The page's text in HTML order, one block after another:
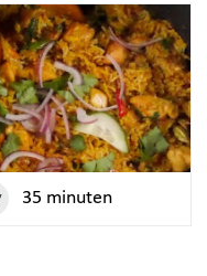
35 minuten